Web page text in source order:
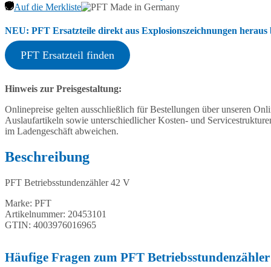
Auf die Merkliste
NEU: PFT Ersatzteile direkt aus Explosionszeichnungen heraus
PFT Ersatzteil finden
Hinweis zur Preisgestaltung:
Onlinepreise gelten ausschließlich für Bestellungen über unseren
Auslaufartikeln sowie unterschiedlicher Kosten- und
im Ladengeschäft abweichen.
Beschreibung
PFT Betriebsstundenzähler 42 V
Marke: PFT
Artikelnummer: 20453101
GTIN: 4003976016965
Häufige Fragen zum PFT